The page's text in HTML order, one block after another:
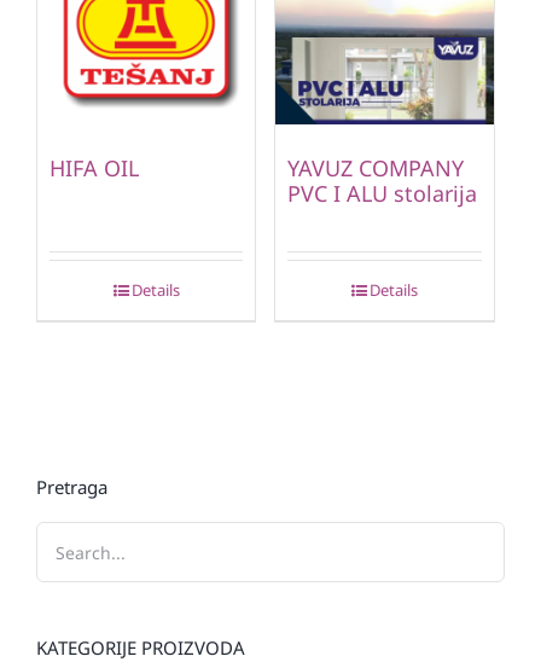
HIFA OIL
Details
YAVUZ COMPANY
PVC I ALU stolarija
Details
Pretraga
KATEGORIJE PROIZVODA